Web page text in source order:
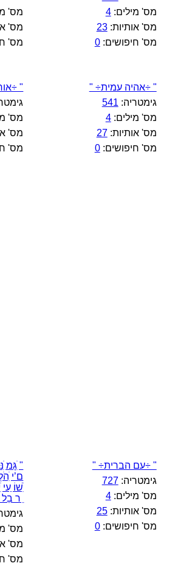
מס' מילים:4
מס' אותיות:23
מס' חיפושים:0
מס'
מס'
מס'
" ÷אהיה עמית÷ "
גימטריה: 541
מס' מילים:4
מס' אותיות:27
מס' חיפושים:0
"
מס'
מס'
מס'
" ÷עם הברית÷ "
גימטריה:727
מס' מילים:4
מס' אותיות:25
מס' חיפושים:0
" ִׁגָּמ
ם’י
ִׁשׁוֹ ַעי
ר
מס'
מס'
מס'